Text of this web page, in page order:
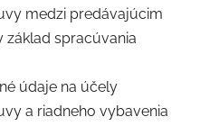
medzi predávajúcim
spracúvania
údaje na účely
a riadneho vybavenia